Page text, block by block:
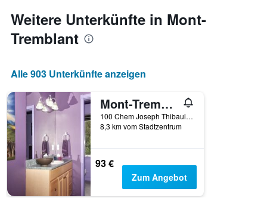
durchschnittlichen
Zimmerpreis
anzeigt
Weitere Unterkünfte in Mont-
Tremblant
Alle 903 Unterkünfte anzeigen
Mont-Tremblant/Gite Crystal Inn
100 Chem Joseph Thibault, Mont-Tremblant, QC, Kanada
8,3 km vom Stadtzentrum
93 €
Zum Angebot